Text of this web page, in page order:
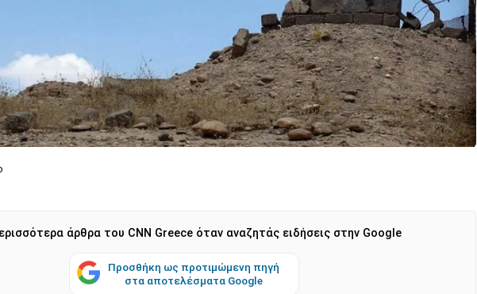
άρθρα του CNN Greece όταν αναζητάς ειδήσεις στην Google
Προσθήκη ως προτιμώμενη πηγή
στα αποτελέσματα Google